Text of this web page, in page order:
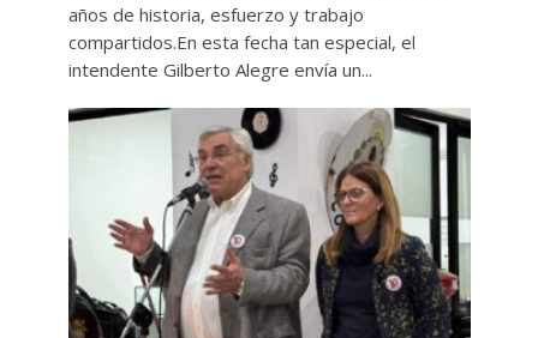
años de historia, esfuerzo y trabajo
compartidos.En esta fecha tan especial, el
intendente Gilberto Alegre envía un...